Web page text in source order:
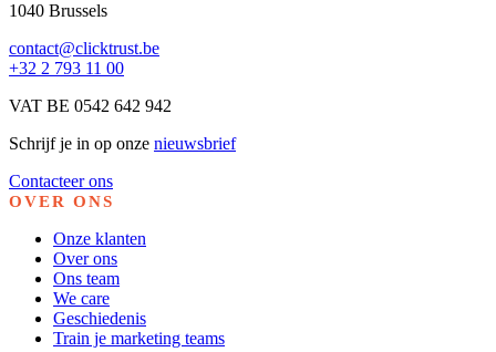
1040 Brussels
contact@clicktrust.be
+32 2 793 11 00
VAT BE 0542 642 942
Schrijf je in op onze nieuwsbrief
Contacteer ons
OVER ONS
Onze klanten
Over ons
Ons team
We care
Geschiedenis
Train je marketing teams